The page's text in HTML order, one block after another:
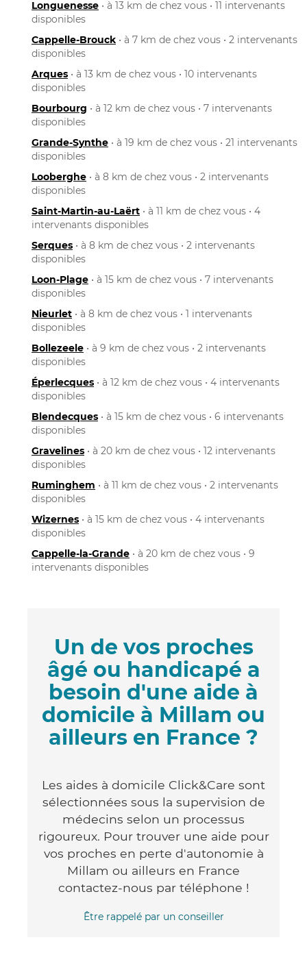
Longuenesse • à 13 km de chez vous • 11 intervenants
disponibles
Cappelle-Brouck • à 7 km de chez vous • 2 intervenants
disponibles
Arques • à 13 km de chez vous • 10 intervenants
disponibles
Bourbourg • à 12 km de chez vous • 7 intervenants
disponibles
Grande-Synthe • à 19 km de chez vous • 21 intervenants
disponibles
Looberghe • à 8 km de chez vous • 2 intervenants
disponibles
Saint-Martin-au-Laërt • à 11 km de chez vous • 4
intervenants disponibles
Serques • à 8 km de chez vous • 2 intervenants
disponibles
Loon-Plage • à 15 km de chez vous • 7 intervenants
disponibles
Nieurlet • à 8 km de chez vous • 1 intervenants
disponibles
Bollezeele • à 9 km de chez vous • 2 intervenants
disponibles
Éperlecques • à 12 km de chez vous • 4 intervenants
disponibles
Blendecques • à 15 km de chez vous • 6 intervenants
disponibles
Gravelines • à 20 km de chez vous • 12 intervenants
disponibles
Ruminghem • à 11 km de chez vous • 2 intervenants
disponibles
Wizernes • à 15 km de chez vous • 4 intervenants
disponibles
Cappelle-la-Grande • à 20 km de chez vous • 9
intervenants disponibles
Un de vos proches
âgé ou handicapé a
besoin d'une aide à
domicile à Millam ou
ailleurs en France ?
Les aides à domicile Click&Care sont
sélectionnées sous la supervision de
médecins selon un processus
rigoureux. Pour trouver une aide pour
vos proches en perte d'autonomie à
Millam ou ailleurs en France
contactez-nous par téléphone !
Être rappelé par un conseiller